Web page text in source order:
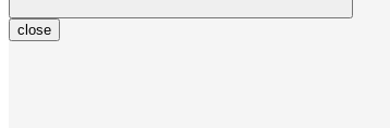
close